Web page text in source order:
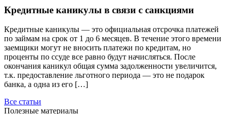
Кредитные каникулы в связи с санкциями
Кредитные каникулы — это официальная отсрочка платежей
по займам на срок от 1 до 6 месяцев. В течение этого времени
заемщики могут не вносить платежи по кредитам, но
проценты по ссуде все равно будут начисляться. После
окончания каникул общая сумма задолженности увеличится,
т.к. предоставление льготного периода — это не подарок
банка, а одна из его […]
Все статьи
Полезные материалы